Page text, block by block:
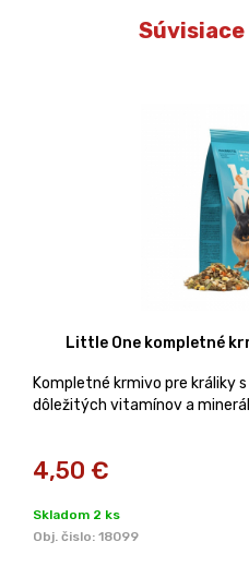
Little One kompletné
Kompletné krmivo pre králiky
dôležitých vitamínov a
4,50 €
Skladom 2 ks
Obj. čislo: 18099